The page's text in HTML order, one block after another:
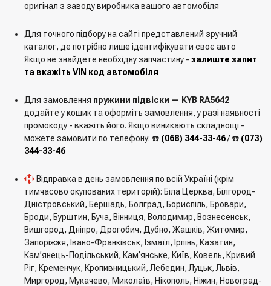
оригінал з заводу виробника вашого автомобіля
Для точного підбору на сайті представлений зручний
каталог, де потрібно лише ідентифікувати своє авто
Якщо не знайдете необхідну запчастину - залиште запит
та вкажіть VIN код автомобіля
Для замовлення пружини підвіски — KYB RA5642
додайте у кошик та оформіть замовлення, у разі наявності
промокоду - вкажіть його. Якщо виникають складнощі -
можете замовити по телефону: ☎️ (068) 344-33-46/ ☎️ (073)
344-33-46
Відправка в день замовлення по всій Україні (крім
тимчасово окупованих територій): Біла Церква, Білгород-
Дністровський, Бершадь, Болград, Бориспіль, Бровари,
Броди, Бурштин, Буча, Вінниця, Володимир, Вознесенськ,
Вишгород, Дніпро, Дрогобич, Дубно, Жашків, Житомир,
Запоріжжя, Івано-Франківськ, Ізмаїл, Ірпінь, Казатин,
Кам’янець-Подільський, Кам’янське, Київ, Ковель, Кривий
Ріг, Кременчук, Кропивницький, Лебедин, Луцьк, Львів,
Миргород, Мукачево, Миколаїв, Нікополь, Ніжин, Новоград-